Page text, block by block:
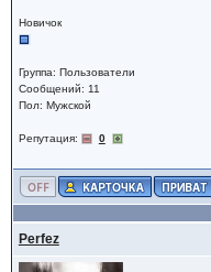
Новичок
Группа: Пользователи
Сообщений: 11
Пол: Мужской
Репутация: 0
Perfez